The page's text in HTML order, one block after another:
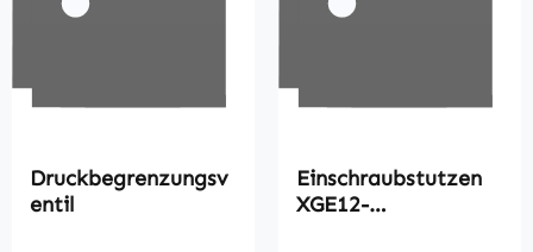
Druckbegrenzungsv
entil
Einschraubstutzen
XGE12-